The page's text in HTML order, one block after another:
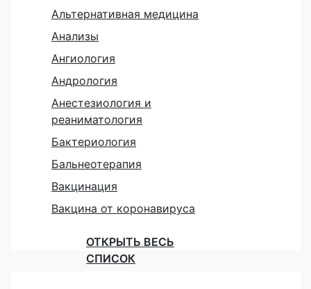
Альтернативная медицина
Анализы
Ангиология
Андрология
Анестезиология и
реаниматология
Бактериология
Бальнеотерапия
Вакцинация
Вакцина от коронавируса
ОТКРЫТЬ ВЕСЬ
СПИСОК